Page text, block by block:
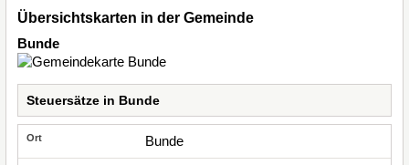
Übersichtskarten in der Gemeinde
Bunde
Steuersätze in Bunde
Bunde